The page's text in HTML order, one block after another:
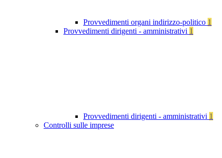
Provvedimenti organi indirizzo-politico 1
Provvedimenti dirigenti - amministrativi 1
Provvedimenti dirigenti - amministrativi 1
Controlli sulle imprese